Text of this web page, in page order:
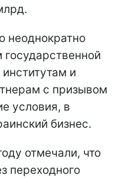
неоднократно
и
с призывом
условия, в
бизнес.
отмечали, что
переходного